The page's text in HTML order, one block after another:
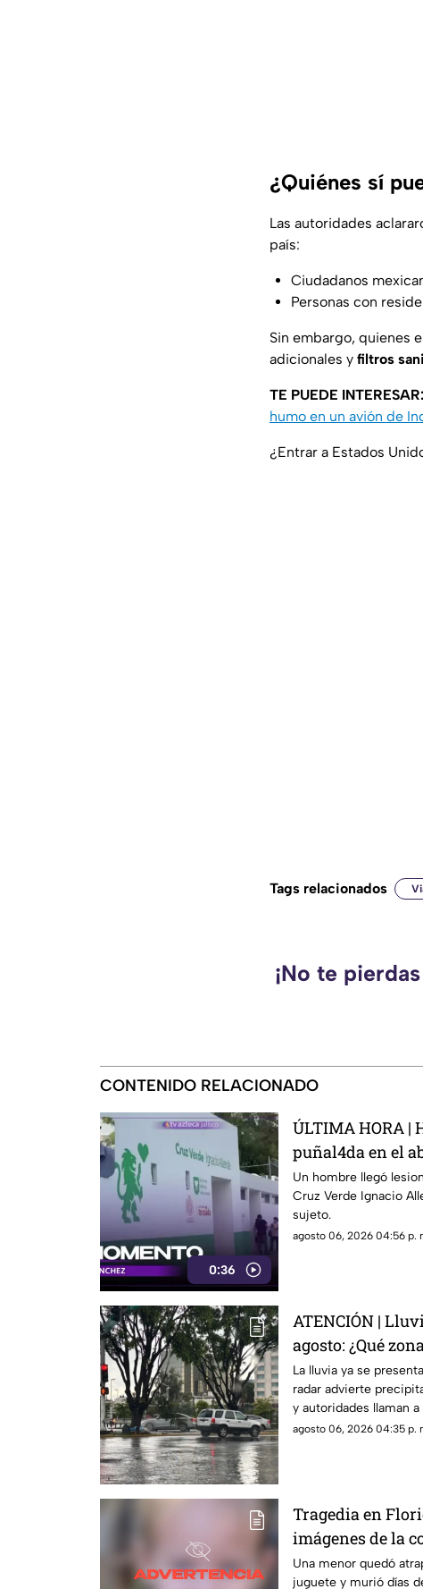
¿Quiénes sí
Las autoridades
país:
Ciudadanos
Personas con
Sin embargo, quienes
adicionales y filtros
TE PUEDE INTERESAR:
humo en un avión de
¿Entrar a Estados
Tags relacionados
¡No te
CONTENIDO RELACIONADO
0:36
ÚLTIMA HORA |
puñal4da en el
en Guadalajara
Un hombre llegó
Cruz Verde Ignacio
sujeto.
agosto 06, 2026 04:56 p.
ATENCIÓN |
agosto: ¿Qué
Área
La lluvia ya se
radar advierte
y autoridades llaman
precaución.
agosto 06, 2026 04:35 p.
Tragedia en
imágenes de la
donde perdió la
Una menor quedó
juguete y murió días